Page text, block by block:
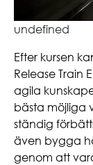
undefined
Efter kursen
Release Train
agila
bästa möjliga
ständig
även bygga
genom att